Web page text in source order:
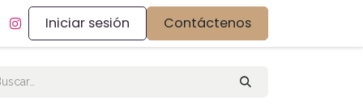
Iniciar sesión Contáctenos